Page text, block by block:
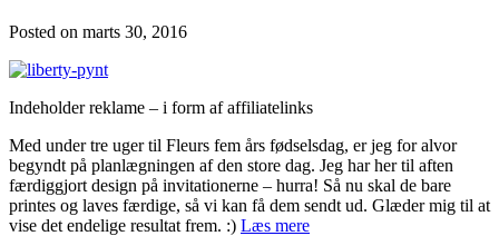
Posted on marts 30, 2016
Indeholder reklame – i form af affiliatelinks
Med under tre uger til Fleurs fem års fødselsdag, er jeg for alvor
begyndt på planlægningen af den store dag. Jeg har her til aften
færdiggjort design på invitationerne – hurra! Så nu skal de bare
printes og laves færdige, så vi kan få dem sendt ud. Glæder mig til at
vise det endelige resultat frem. :) Læs mere